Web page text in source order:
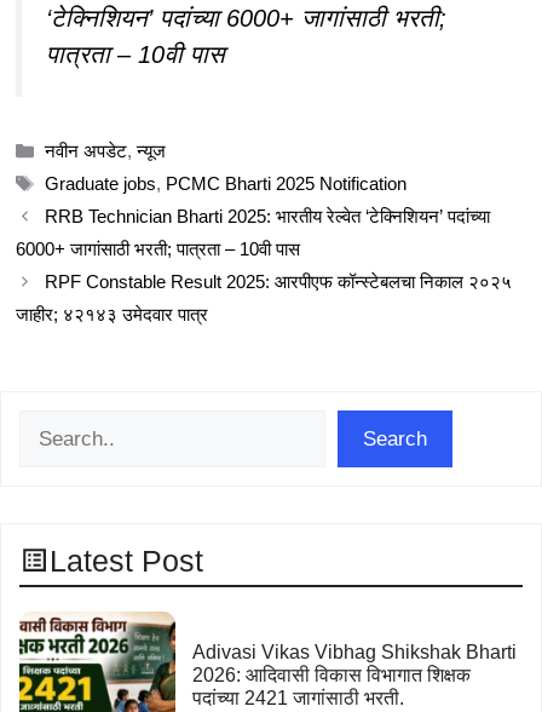
‘टेक्निशियन’ पदांच्या 6000+ जागांसाठी भरती;
पात्रता – 10वी पास
Categories
नवीन अपडेट,न्यूज
Tags
Graduate jobs, PCMC Bharti 2025 Notification
RRB Technician Bharti 2025: भारतीय रेल्वेत ‘टेक्निशियन’ पदांच्या
6000+ जागांसाठी भरती; पात्रता – 10वी पास
RPF Constable Result 2025: आरपीएफ कॉन्स्टेबलचा निकाल २०२५
जाहीर; ४२१४३ उमेदवार पात्र
Search
Latest Post
Adivasi Vikas Vibhag Shikshak Bharti
2026: आदिवासी विकास विभागात शिक्षक
पदांच्या 2421 जागांसाठी भरती.